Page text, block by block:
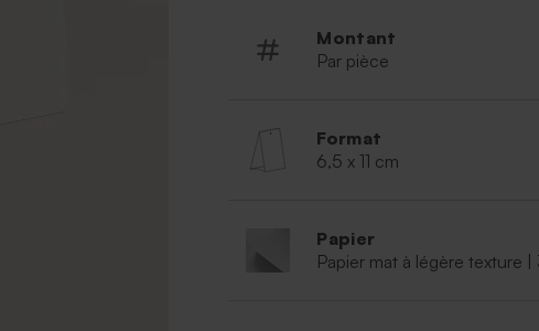
Montant
Par pièce
Format
6,5 x 11 cm
Papier
Papier mat à légère texture